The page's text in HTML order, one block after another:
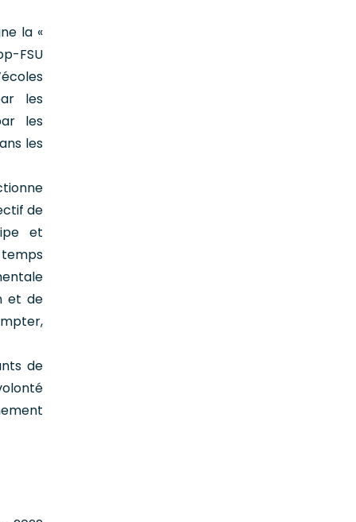
la «
FSU
les
les
les
de
et
et de
de